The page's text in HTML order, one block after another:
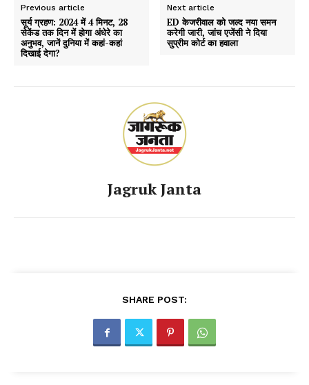
Previous article
सूर्य ग्रहण: 2024 में 4 मिनट, 28
सेकेंड तक दिन में होगा अंधेरे का
अनुभव, जानें दुनिया में कहां-कहां
दिखाई देगा?
Next article
ED केजरीवाल को जल्द नया समन
करेगी जारी, जांच एजेंसी ने दिया
सुप्रीम कोर्ट का हवाला
Jagruk Janta
SHARE POST: